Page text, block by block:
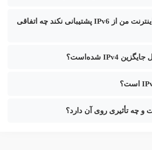
اگر سرویس‌دهنده اینترنت من از IPv6 پشتیبانی نکند چه اتفاقی